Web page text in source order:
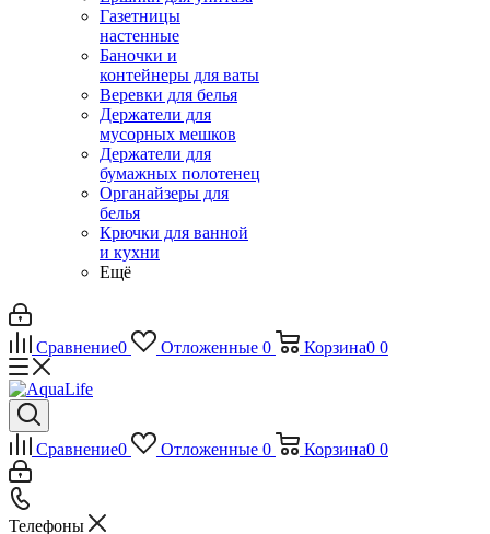
Газетницы
настенные
Баночки и
контейнеры для ваты
Веревки для белья
Держатели для
мусорных мешков
Держатели для
бумажных полотенец
Органайзеры для
белья
Крючки для ванной
и кухни
Ещё
Сравнение0 Отложенные 0 Корзина0 0
Сравнение0 Отложенные 0 Корзина0 0
Телефоны